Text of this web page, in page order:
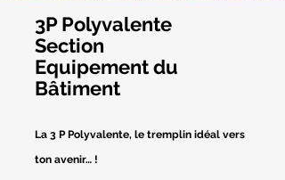
3P Polyvalente
Section
Equipement du
Bâtiment
La 3 P Polyvalente, le tremplin idéal vers
ton avenir… !